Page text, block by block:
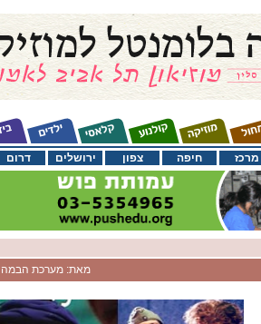
דרום ירושלים צפון חיפה מרכז
מאת: מערכת הבמה